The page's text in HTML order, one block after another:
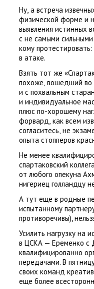
Ну, а встреча
физической форме и
выявления истинных
с не самыми
кому
в атаке.
Взять тот же
похоже, вошедший во
и с похвальным
и индивидуальное
плюс по-хорошему
форвард, как всем
согласитесь, не
опыта стопперов
Не менее
спартаковский
от любого опекуна
нигериец голландцу
А тут еще в родные
испытанному
противоречивы),
Усилить нагрузку на
в ЦСКА — Еременко с
квалифицированно
передачами. В
своих команд
еще более